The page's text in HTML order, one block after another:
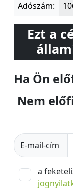
Adószám:
Ezt a
Ha Ön
Nem
E-mail-cím
a